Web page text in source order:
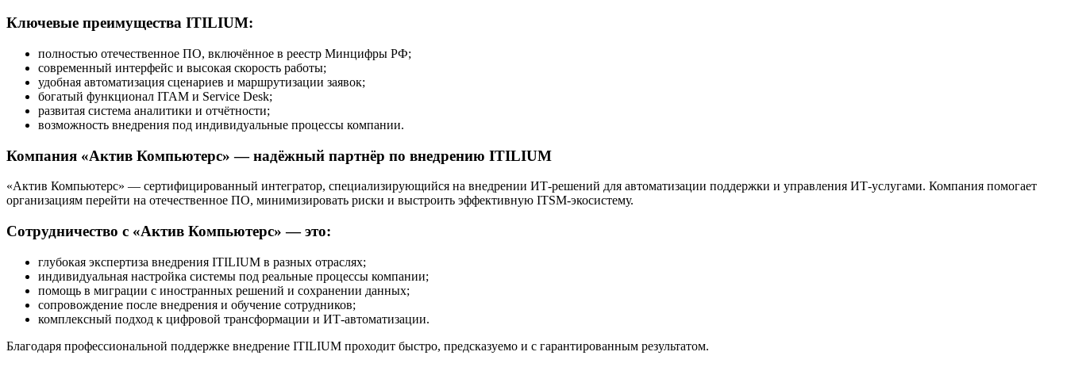
Ключевые преимущества ITILIUM:
полностью отечественное ПО, включённое в реестр Минцифры РФ;
современный интерфейс и высокая скорость работы;
удобная автоматизация сценариев и маршрутизации заявок;
богатый функционал ITAM и Service Desk;
развитая система аналитики и отчётности;
возможность внедрения под индивидуальные процессы компании.
Компания «Актив Компьютерс» — надёжный партнёр по внедрению ITILIUM
«Актив Компьютерс» — сертифицированный интегратор, специализирующийся на внедрении ИТ-решений для автоматизации поддержки и управления ИТ-услугами. Компания помогает
организациям перейти на отечественное ПО, минимизировать риски и выстроить эффективную ITSM-экосистему.
Сотрудничество с «Актив Компьютерс» — это:
глубокая экспертиза внедрения ITILIUM в разных отраслях;
индивидуальная настройка системы под реальные процессы компании;
помощь в миграции с иностранных решений и сохранении данных;
сопровождение после внедрения и обучение сотрудников;
комплексный подход к цифровой трансформации и ИТ-автоматизации.
Благодаря профессиональной поддержке внедрение ITILIUM проходит быстро, предсказуемо и с гарантированным результатом.